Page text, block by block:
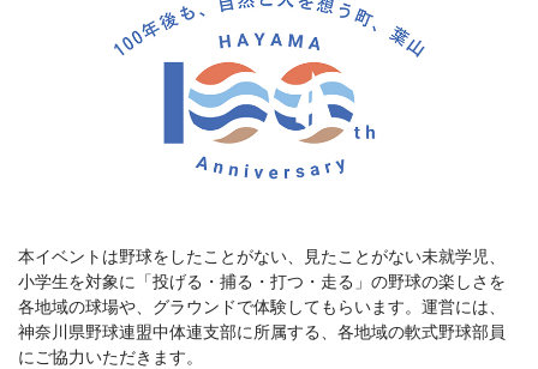
本イベントは野球をしたことがない、見たことがない未就学児、
小学生を対象に「投げる・捕る・打つ・走る」の野球の楽しさを
各地域の球場や、グラウンドで体験してもらいます。運営には、
神奈川県野球連盟中体連支部に所属する、各地域の軟式野球部員
にご協力いただきます。